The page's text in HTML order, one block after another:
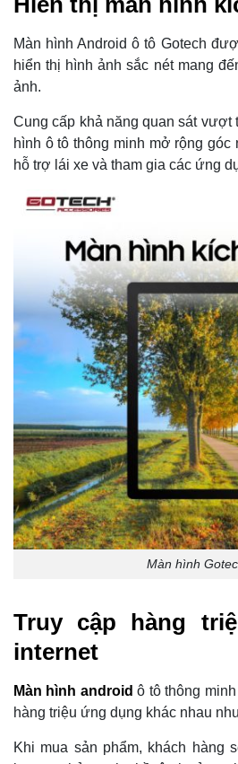
Màn hình Android ô tô Gotech
hiển thị hình ảnh sắc nét mang
ảnh.
Cung cấp khả năng quan sát
hình ô tô thông minh mở rộng
hỗ trợ lái xe và tham gia các ứng
Màn hình
Truy cập hàng
internet
Màn hình android ô tô thông
hàng triệu ứng dụng khác nhau
Khi mua sản phẩm, khách hàng